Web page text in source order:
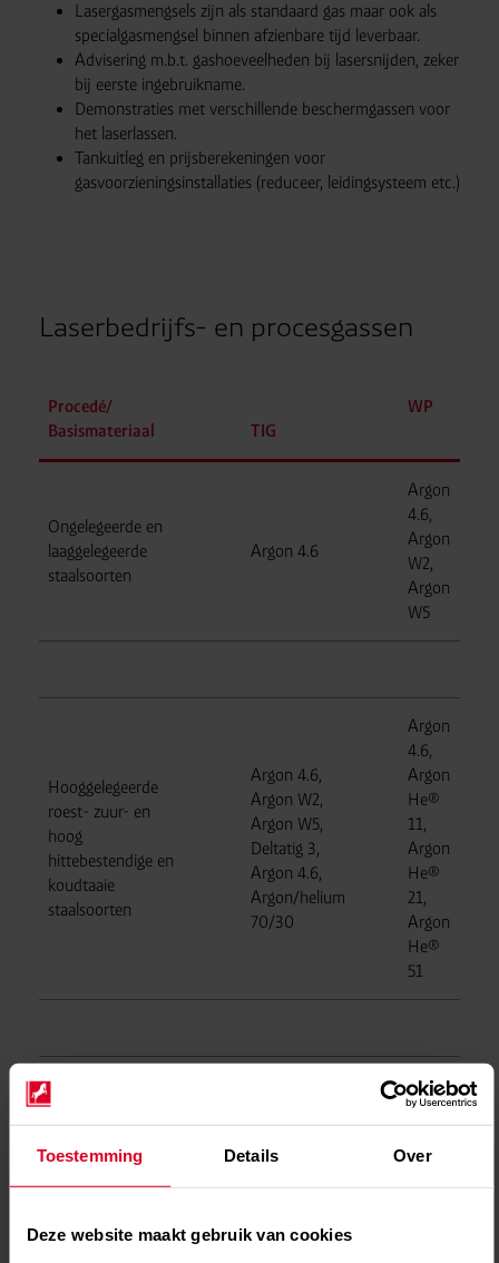
Toestemming Details Over
Deze website maakt gebruik van cookies
Lasergasmengsels zijn als standaard gas maar ook als
specialgasmengsel binnen afzienbare tijd leverbaar.
Advisering m.b.t. gashoeveelheden bij lasersnijden, zeker
bij eerste ingebruikname.
Demonstraties met verschillende beschermgassen voor
het laserlassen.
Tankuitleg en prijsberekeningen voor
gasvoorzieningsinstallaties (reduceer, leidingsysteem etc.)
Laserbedrijfs- en procesgassen
Procedé/
Basismateriaal
TIG
WP
Ongelegeerde en
laaggelegeerde
staalsoorten
Argon 4.6
Argon
4.6,
Argon
W2,
Argon
W5
Hooggelegeerde
roest- zuur- en
hoog
hittebestendige en
koudtaaie
staalsoorten
Argon 4.6,
Argon W2,
Argon W5,
Deltatig 3,
Argon 4.6,
Argon/helium
70/30
Argon
4.6,
Argon
He®
11,
Argon
He®
21,
Argon
He®
51
Aluminium,
aluminiumlegeringen
koper en koper-
He® 11,
He® 51,
Argon
He®
Argon